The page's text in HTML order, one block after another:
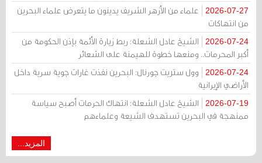
2026-07-27
علماء من الأزهر الشريف يدينون ما يتعرض علماء البحرين
من انتهاكات
2026-07-24
الشيخ عادل الشعلة: ربط زيارة الأئمة بإذن الحكومة من
أكبر المحرمات.. ومنعها خطوة للهيمنة على الشعائر
2026-07-24
وول ستريت جورنال: البحرين نفذت غارات جوية سرية داخل
الأراضي الإيرانية
2026-07-19
الشيخ عادل الشعلة: انتهاك الحرمات أصبح سياسة
ممنهجة في البحرين تستهدف الشيعة وعلماءهم
المزيد...